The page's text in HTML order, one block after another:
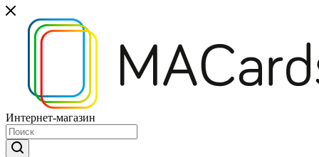
Интернет-магазин